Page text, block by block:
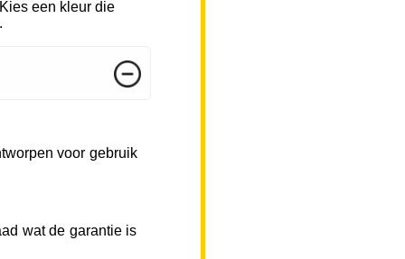
een kleur die
voor gebruik
wat de garantie is